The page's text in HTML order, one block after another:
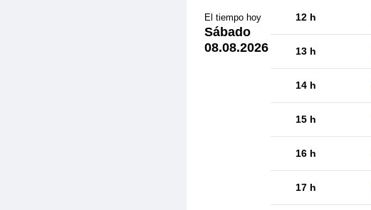
El tiempo hoy
Sábado
08.08.2026
12 h
13 h
14 h
15 h
16 h
17 h